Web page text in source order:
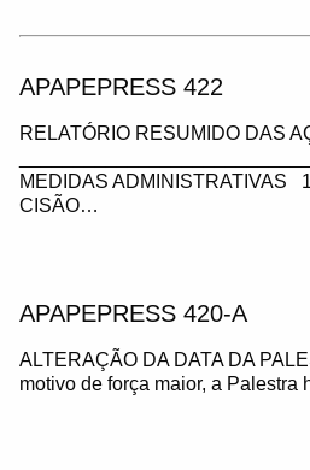
APAPEPRESS 422
RELATÓRIO RESUMIDO DAS
MEDIDAS ADMINISTRATIVAS
CISÃO…
APAPEPRESS 420-A
ALTERAÇÃO DA DATA DA
motivo de força maior, a